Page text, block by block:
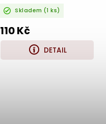
Skladem (1 ks)
110 Kč
DETAIL